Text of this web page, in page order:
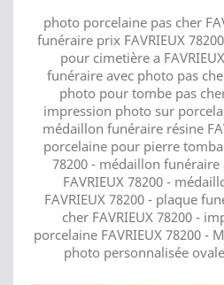
photo porcelaine pas cher
funéraire prix FAVRIEUX
pour cimetière a
funéraire avec photo pas
photo pour tombe pas
impression photo sur
médaillon funéraire résine
porcelaine pour pierre
78200 - médaillon
FAVRIEUX 78200 -
FAVRIEUX 78200 - plaque
cher FAVRIEUX 78200 -
porcelaine FAVRIEUX 78200 -
photo personnalisée